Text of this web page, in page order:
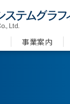
事業案内